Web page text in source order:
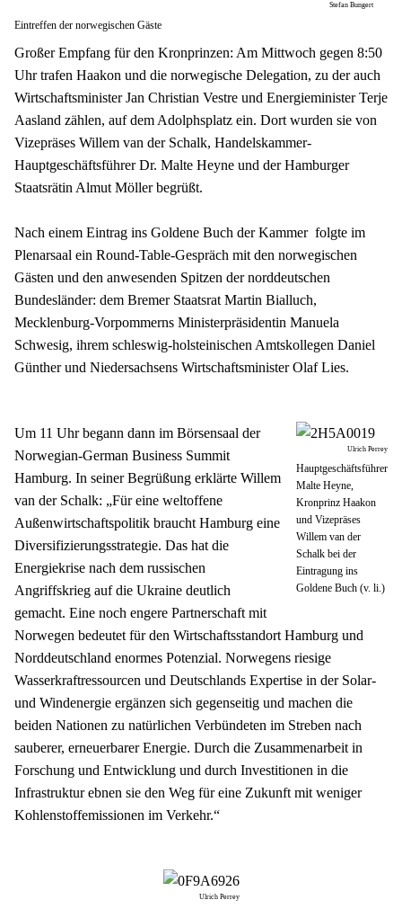
Stefan Bungert
Eintreffen der norwegischen Gäste
Großer Empfang für den Kronprinzen: Am Mittwoch gegen 8:50
Uhr trafen Haakon und die norwegische Delegation, zu der auch
Wirtschaftsminister Jan Christian Vestre und Energieminister Terje
Aasland zählen, auf dem Adolphsplatz ein. Dort wurden sie von
Vizepräses Willem van der Schalk, Handelskammer-
Hauptgeschäftsführer Dr. Malte Heyne und der Hamburger
Staatsrätin Almut Möller begrüßt.
Nach einem Eintrag ins Goldene Buch der Kammer  folgte im
Plenarsaal ein Round-Table-Gespräch mit den norwegischen
Gästen und den anwesenden Spitzen der norddeutschen
Bundesländer: dem Bremer Staatsrat Martin Bialluch,
Mecklenburg-Vorpommerns Ministerpräsidentin Manuela
Schwesig, ihrem schleswig-holsteinischen Amtskollegen Daniel
Günther und Niedersachsens Wirtschaftsminister Olaf Lies.
Ulrich Perrey
Hauptgeschäftsführer
Malte Heyne,
Kronprinz Haakon
und Vizepräses
Willem van der
Schalk bei der
Eintragung ins
Goldene Buch (v. li.)
Um 11 Uhr begann dann im Börsensaal der
Norwegian-German Business Summit
Hamburg. In seiner Begrüßung erklärte Willem
van der Schalk: „Für eine weltoffene
Außenwirtschaftspolitik braucht Hamburg eine
Diversifizierungsstrategie. Das hat die
Energiekrise nach dem russischen
Angriffskrieg auf die Ukraine deutlich
gemacht. Eine noch engere Partnerschaft mit
Norwegen bedeutet für den Wirtschaftsstandort Hamburg und
Norddeutschland enormes Potenzial. Norwegens riesige
Wasserkraftressourcen und Deutschlands Expertise in der Solar-
und Windenergie ergänzen sich gegenseitig und machen die
beiden Nationen zu natürlichen Verbündeten im Streben nach
sauberer, erneuerbarer Energie. Durch die Zusammenarbeit in
Forschung und Entwicklung und durch Investitionen in die
Infrastruktur ebnen sie den Weg für eine Zukunft mit weniger
Kohlenstoffemissionen im Verkehr.“
Ulrich Perrey